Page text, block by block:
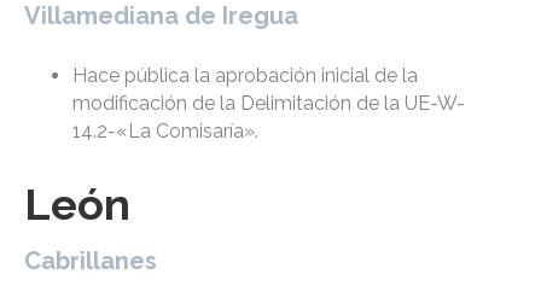
Villamediana de Iregua
Hace pública la aprobación inicial de la
modificación de la Delimitación de la UE-W-
14.2-«La Comisaría».
León
Cabrillanes